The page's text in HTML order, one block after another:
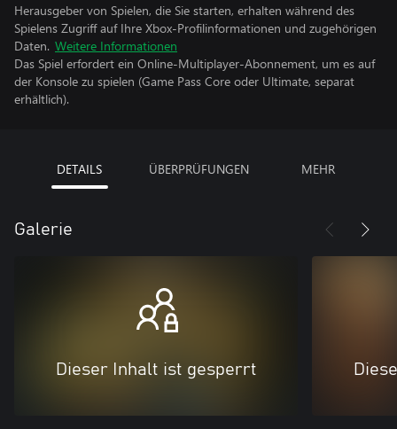
Herausgeber von Spielen, die Sie starten, erhalten während des
Spielens Zugriff auf Ihre Xbox-Profilinformationen und zugehörigen
Daten. Weitere Informationen
Das Spiel erfordert ein Online-Multiplayer-Abonnement, um es auf
der Konsole zu spielen (Game Pass Core oder Ultimate, separat
erhältlich).
DETAILS ÜBERPRÜFUNGEN MEHR
Galerie
Dieser Inhalt ist gesperrt